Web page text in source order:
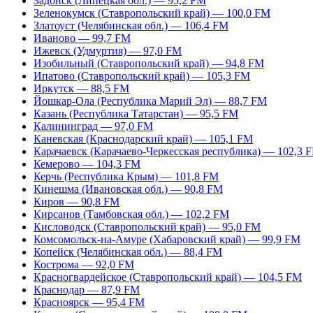
Зеленокумск (Ставропольский край) — 100,0 FM
Златоуст (Челябинская обл.) — 106,4 FM
Иваново — 99,7 FM
Ижевск (Удмуртия) — 97,0 FM
Изобильный (Ставропольский край) — 94,8 FM
Ипатово (Ставропольский край) — 105,3 FM
Иркутск — 88,5 FM
Йошкар-Ола (Республика Марий Эл) — 88,7 FM
Казань (Республика Татарстан) — 95,5 FM
Калининград — 97,0 FM
Каневская (Краснодарский край) — 105,1 FM
Карачаевск (Карачаево-Черкесская республика) — 102,3
Кемерово — 104,3 FM
Керчь (Республика Крым) — 101,8 FM
Кинешма (Ивановская обл.) — 90,8 FM
Киров — 90,8 FM
Кирсанов (Тамбовская обл.) — 102,2 FM
Кисловодск (Ставропольский край) — 95,0 FM
Комсомольск-на-Амуре (Хабаровский край) — 99,9 FM
Копейск (Челябинская обл.) — 88,4 FM
Кострома — 92,0 FM
Красногвардейское (Ставропольский край) — 104,5 FM
Краснодар — 87,9 FM
Красноярск — 95,4 FM